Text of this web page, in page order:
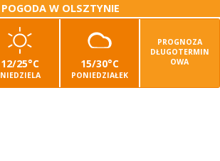
POGODA W OLSZTYNIE
12/25°C
NIEDZIELA
15/30°C
PONIEDZIAŁEK
PROGNOZA
DŁUGOTERMIN
OWA